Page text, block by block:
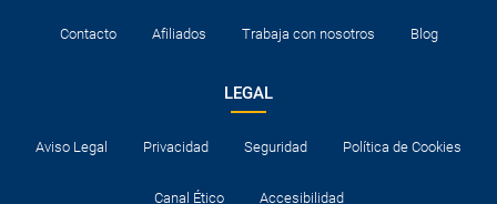
Contacto Afiliados Trabaja con nosotros Blog
LEGAL
Aviso Legal Privacidad Seguridad Política de Cookies
Canal Ético Accesibilidad